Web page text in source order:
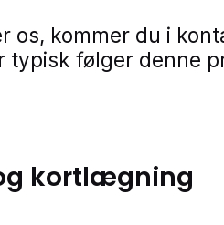
os, kommer du i
typisk følger denne
kortlægning